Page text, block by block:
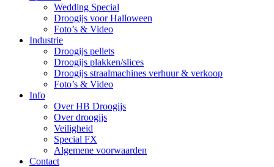
Wedding Special
Droogijs voor Halloween
Foto’s & Video
Industrie
Droogijs pellets
Droogijs plakken/slices
Droogijs straalmachines verhuur & verkoop
Foto’s & Video
Info
Over HB Droogijs
Over droogijs
Veiligheid
Special FX
Algemene voorwaarden
Contact